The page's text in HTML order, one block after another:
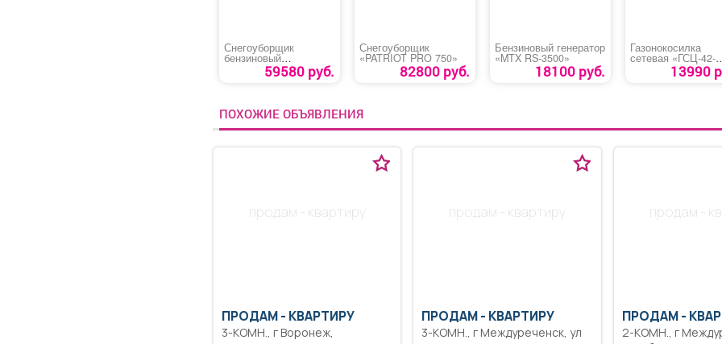
Снегоуборщик
бензиновый
«MAXPILER MST-
59580 руб.
Снегоуборщик
«PATRIOT PRO 750»
82800 руб.
Бензиновый генератор
«MTX RS-3500»
18100 руб.
Газонокосилка
сетевая «ГСЦ-42-
13990
ПОХОЖИЕ ОБЪЯВЛЕНИЯ
продам - квартиру
ПРОДАМ - КВАРТИРУ
3-КОМН., г Воронеж,
продам - квартиру
ПРОДАМ - КВАРТИРУ
3-КОМН., г Междуреченск, ул
продам -
ПРОДАМ -
2-КОМН., г Междуреченск, ул